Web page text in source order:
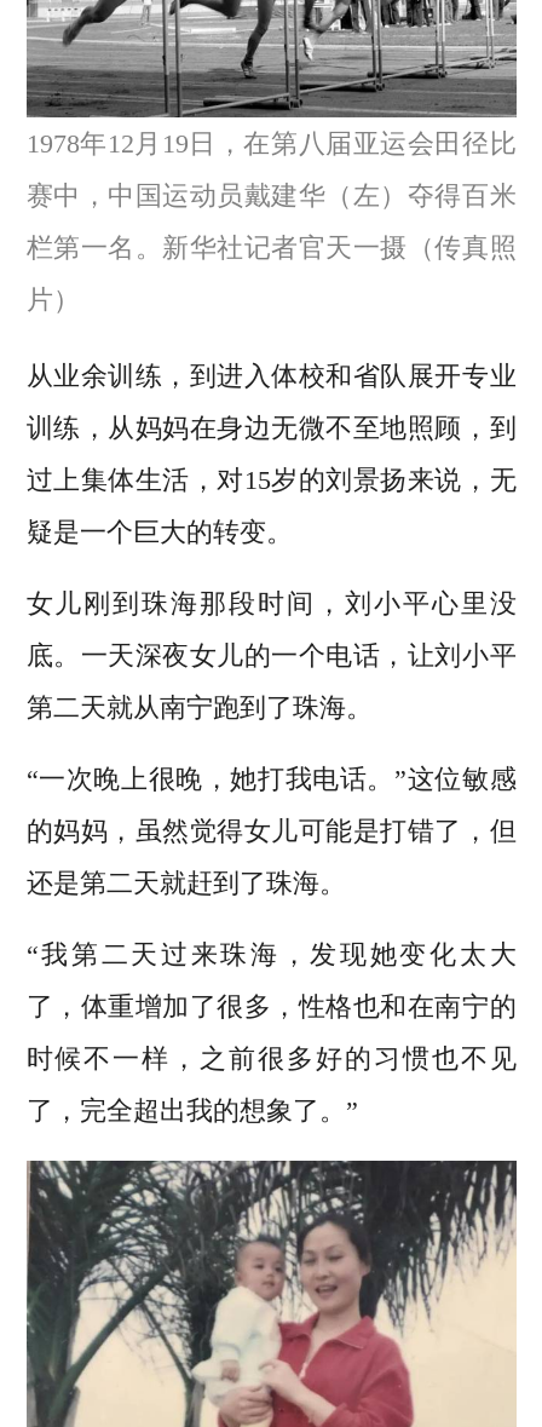
1978年12月19日，在第八届亚运会田径比
赛中，中国运动员戴建华（左）夺得百米
栏第一名。新华社记者官天一摄（传真照
片）
从业余训练，到进入体校和省队展开专业
训练，从妈妈在身边无微不至地照顾，到
过上集体生活，对15岁的刘景扬来说，无
疑是一个巨大的转变。
女儿刚到珠海那段时间，刘小平心里没
底。一天深夜女儿的一个电话，让刘小平
第二天就从南宁跑到了珠海。
“一次晚上很晚，她打我电话。”这位敏感
的妈妈，虽然觉得女儿可能是打错了，但
还是第二天就赶到了珠海。
“我第二天过来珠海，发现她变化太大
了，体重增加了很多，性格也和在南宁的
时候不一样，之前很多好的习惯也不见
了，完全超出我的想象了。”